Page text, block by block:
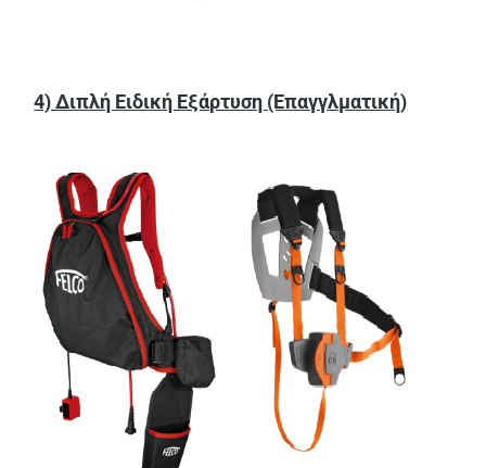
4) Διπλή Ειδική Εξάρτυση (Επαγγλματική)